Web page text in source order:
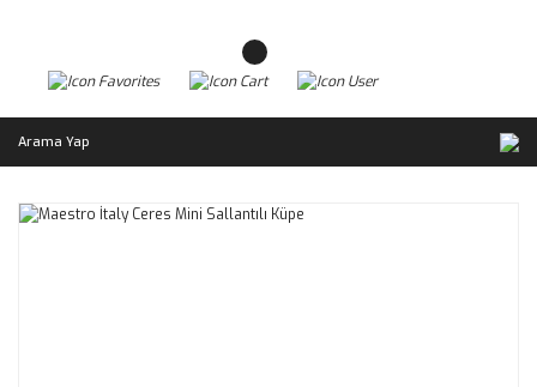
Arama Yap